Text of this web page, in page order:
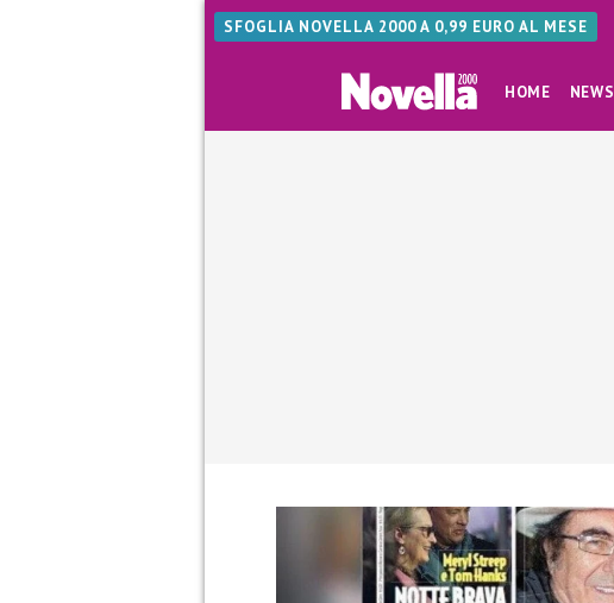
SFOGLIA NOVELLA 2000 A 0,99 EURO AL MESE
HOME NEWS